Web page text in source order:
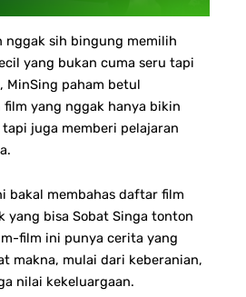
nggak sih bingung memilih
yang bukan cuma seru tapi
MinSing paham betul
yang nggak hanya bikin
juga memberi pelajaran
bakal membahas daftar film
yang bisa Sobat Singa tonton
film ini punya cerita yang
makna, mulai dari keberanian,
nilai kekeluargaan.